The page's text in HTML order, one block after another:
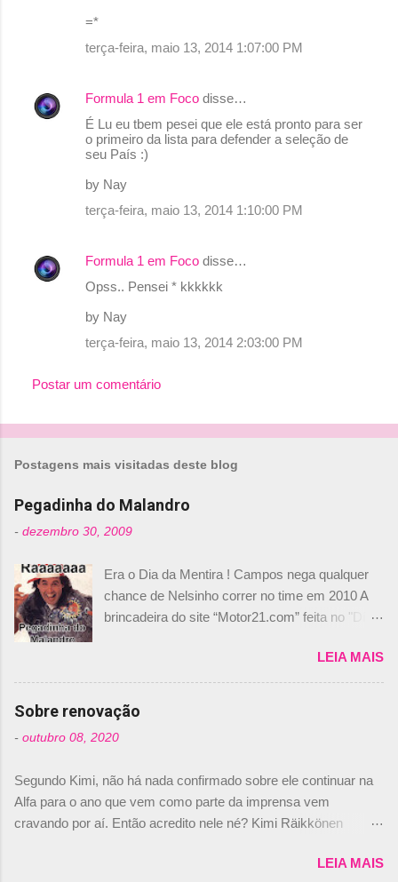
á
r
=*
terça-feira, maio 13, 2014 1:07:00 PM
Formula 1 em Foco disse…
É Lu eu tbem pesei que ele está pronto para ser
o primeiro da lista para defender a seleção de
seu País :)
by Nay
terça-feira, maio 13, 2014 1:10:00 PM
Formula 1 em Foco disse…
Opss.. Pensei * kkkkkk
by Nay
terça-feira, maio 13, 2014 2:03:00 PM
Postar um comentário
Postagens mais visitadas deste blog
Pegadinha do Malandro
- dezembro 30, 2009
Era o Dia da Mentira ! Campos nega qualquer
chance de Nelsinho correr no time em 2010 A
brincadeira do site “Motor21.com” feita no "Día
de abril –, afirmando que Nelson Piquet havia
comprado 15% das ações da Campos, dando,
com isso, um lugar no time a Nelsinho Piquet,
foi esclarecida de uma vez por todas por
Daniele Audetto, diretor da escuderia. O
não será o companheiro de Bruno Senna em
2010. "Na verdade, nós recebemos uma oferta
de Piquet", admitiu Audetto. “Mas depois de ter
dois brasileiros”, explicou, dizendo ainda que
LEIA MAIS
Sobre renovação
- outubro 08, 2020
Segundo Kimi, não há nada confirmado sobre ele continuar na
Alfa para o ano que vem como parte da imprensa vem
cravando por aí. Então acredito nele né? Kimi Räikkönen
truth but I’ve never had an option in my contract so that’sLEIA MAIS